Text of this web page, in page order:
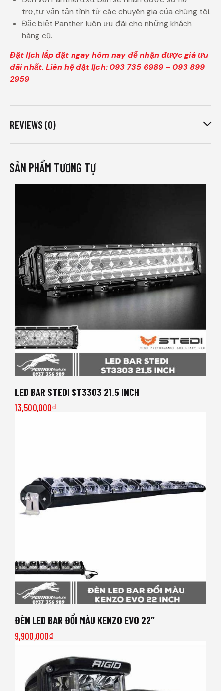
trợ,tư vấn tận tình từ các chuyên gia của chúng tôi.
Đặc biệt Panther luôn ưu đãi cho những khách
hàng cũ.
Đặt lịch lắp đặt ngay hôm nay để nhận được giá ưu
đãi nhất. Liên hệ đặt lịch: 093 735 6989 – 093 899
2959
REVIEWS (0)
SẢN PHẨM TƯƠNG TỰ
LED BAR STEDI ST3303 21.5 INCH
13,500,000₫
ĐÈN LED BAR ĐỔI MÀU KENZO EVO 22″
9,900,000₫